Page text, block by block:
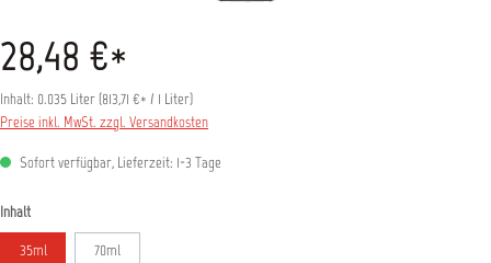
28,48 €*
Inhalt: 0.035 Liter (813,71 €* / 1 Liter)
Preise inkl. MwSt. zzgl. Versandkosten
Sofort verfügbar, Lieferzeit: 1-3 Tage
Inhaltauswählen
35ml 70ml